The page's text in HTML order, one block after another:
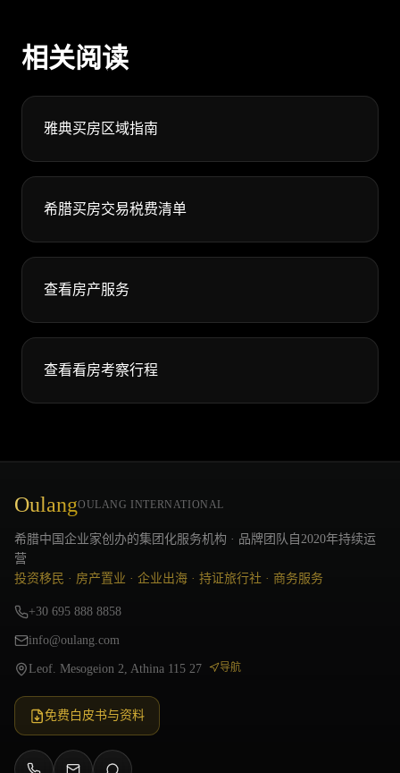
相关阅读
雅典买房区域指南
希腊买房交易税费清单
查看房产服务
查看看房考察行程
OulangOULANG INTERNATIONAL
希腊中国企业家创办的集团化服务机构 · 品牌团队自2020年持续运
营
投资移民 · 房产置业 · 企业出海 · 持证旅行社 · 商务服务
+30 695 888 8858
info@oulang.com
Leof. Mesogeion 2, Athina 115 27 导航
免费白皮书与资料